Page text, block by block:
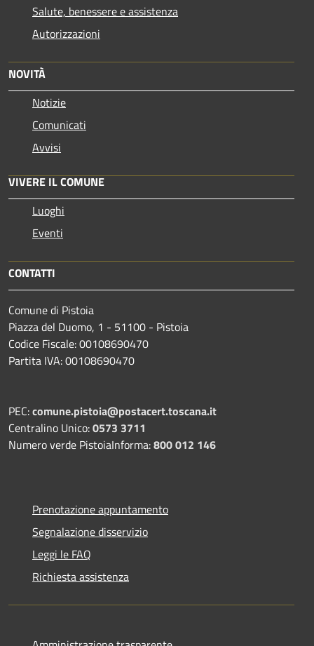
Salute, benessere e assistenza
Autorizzazioni
NOVITÀ
Notizie
Comunicati
Avvisi
VIVERE IL COMUNE
Luoghi
Eventi
CONTATTI
Comune di Pistoia
Piazza del Duomo, 1 - 51100 - Pistoia
Codice Fiscale: 00108690470
Partita IVA: 00108690470
PEC:comune.pistoia@postacert.toscana.it
Centralino Unico:0573 3711
Numero verde PistoiaInforma:800 012 146
Prenotazione appuntamento
Segnalazione disservizio
Leggi le FAQ
Richiesta assistenza